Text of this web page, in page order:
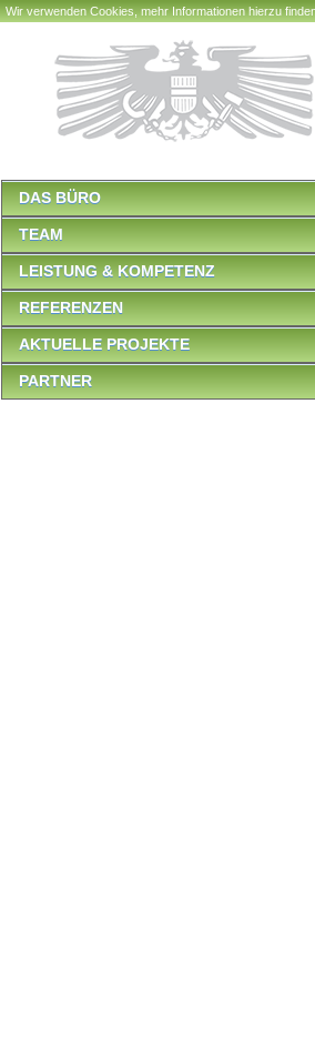
Wir verwenden Cookies, mehr Informationen hierzu
DAS BÜRO
TEAM
LEISTUNG & KOMPETENZ
REFERENZEN
AKTUELLE PROJEKTE
PARTNER